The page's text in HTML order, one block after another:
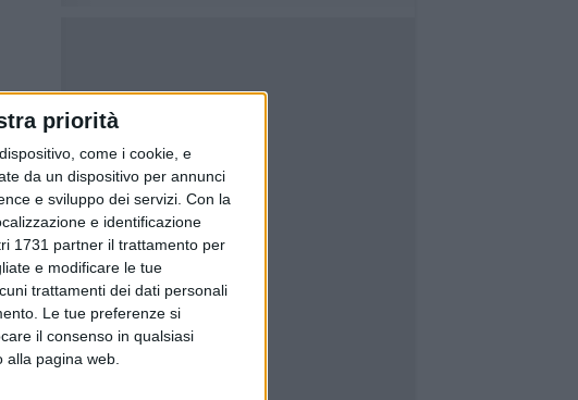
priorità
come i cookie, e
da un dispositivo per annunci
e sviluppo dei servizi. Con la
e identificazione
1731 partner il trattamento per
e modificare le tue
trattamenti dei dati personali
Le tue preferenze si
il consenso in qualsiasi
pagina web.